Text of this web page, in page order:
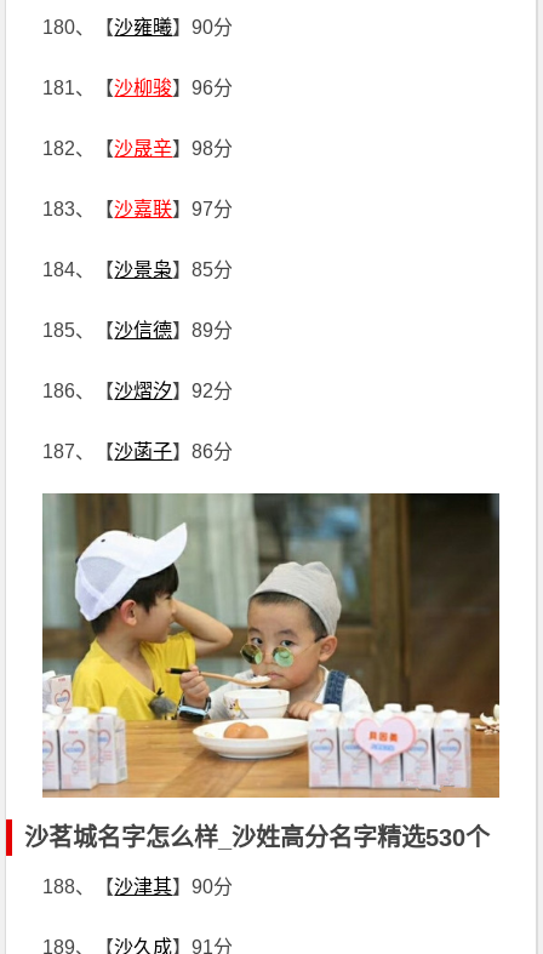
180、【沙雍曦】90分
181、【沙柳骏】96分
182、【沙晟辛】98分
183、【沙嘉联】97分
184、【沙景枭】85分
185、【沙信德】89分
186、【沙熠汐】92分
187、【沙菡子】86分
沙茗城名字怎么样_沙姓高分名字精选530个
188、【沙津其】90分
189、【沙久成】91分